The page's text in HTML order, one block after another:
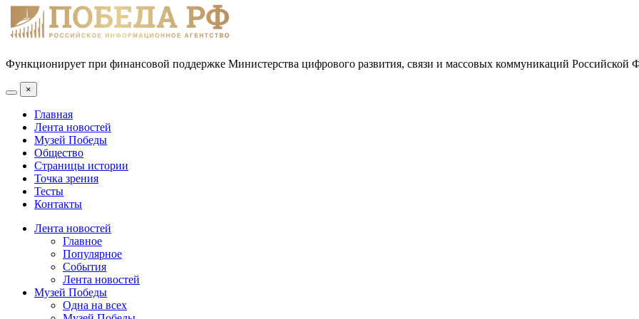
Функционирует при финансовой поддержке Министерства цифрового развития, связи и массовых коммуникаций Российской
×
Главная
Лента новостей
Музей Победы
Общество
Страницы истории
Точка зрения
Тесты
Контакты
Лента новостей
Главное
Популярное
События
Лента новостей
Музей Победы
Одна на всех